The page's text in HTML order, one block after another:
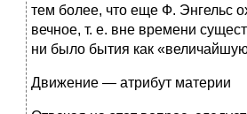
тем более, что еще Ф. Энгельс
вечное, т. е. вне времени
ни было бытия как
Движение — атрибут материи